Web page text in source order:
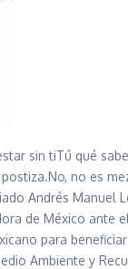
sin tiTú qué
no es
Andrés Manuel
de México ante
para
Ambiente y